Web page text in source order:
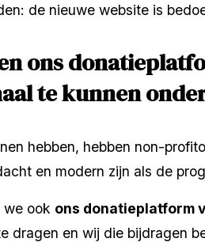
de nieuwe website is
ons
te kunnen
hebben, hebben non-
en modern zijn als de
we ook ons donatieplatform
dragen en wij die bijdragen